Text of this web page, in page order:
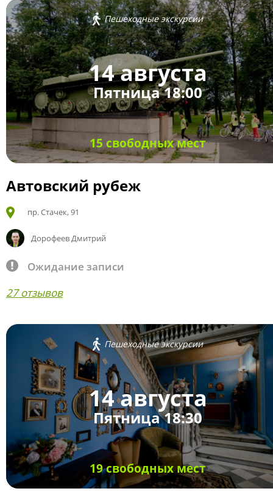
Пешеходные экскурсии
14 августа
Пятница 18:00
15 свободных мест
Автовский рубеж
пр. Стачек, 91
Дорофеев Дмитрий
Ожидание записи
27 отзывов
Пешеходные экскурсии
14 августа
Пятница 18:30
19 свободных мест